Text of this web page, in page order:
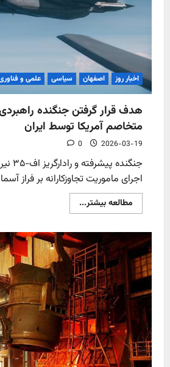
اخبار روز اصفهان سیاسی علمی و
متخاصم آمریکا توسط ایران
2026-03-19
0
اجرای ماموریت تجاوزکارانه بر فراز
مطالعه بیشتر...
more
قرار
گرفتن
جنگنده
راهبردی
f35
ارتش
متخاصم
آمریکا
توسط
ایران